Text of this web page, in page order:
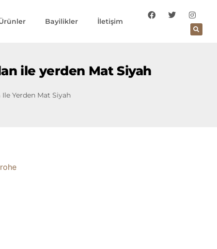
Bayilikler İletişim
ile yerden Mat Siyah
Yerden Mat Siyah